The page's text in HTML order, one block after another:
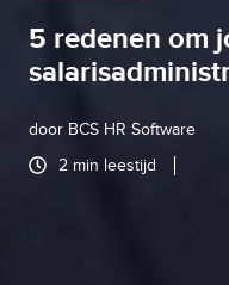
5 redenen om
door BCS HR Software
2 min leestijd